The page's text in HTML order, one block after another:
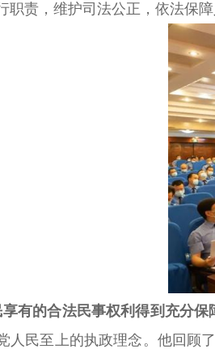
职责，维护司法公正，依法保
享有的合法民事权利得到充分保
人民至上的执政理念。他回顾